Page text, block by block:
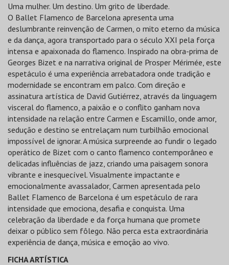
Uma mulher. Um destino. Um grito de liberdade.
O Ballet Flamenco de Barcelona apresenta uma
deslumbrante reinvenção de Carmen, o mito eterno da música
e da dança, agora transportado para o século XXI pela força
intensa e apaixonada do flamenco. Inspirado na obra-prima de
Georges Bizet e na narrativa original de Prosper Mérimée, este
espetáculo é uma experiência arrebatadora onde tradição e
modernidade se encontram em palco. Com direção e
assinatura artística de David Gutiérrez, através da linguagem
visceral do flamenco, a paixão e o conflito ganham nova
intensidade na relação entre Carmen e Escamillo, onde amor,
sedução e destino se entrelaçam num turbilhão emocional
impossível de ignorar. A música surpreende ao fundir o legado
operático de Bizet com o canto flamenco contemporâneo e
delicadas influências de jazz, criando uma paisagem sonora
vibrante e inesquecível. Visualmente impactante e
emocionalmente avassalador, Carmen apresentada pelo
Ballet Flamenco de Barcelona é um espetáculo de rara
intensidade que emociona, desafia e conquista. Uma
celebração da liberdade e da força humana que promete
deixar o público sem fôlego. Não perca esta extraordinária
experiência de dança, música e emoção ao vivo.
FICHA ARTÍSTICA